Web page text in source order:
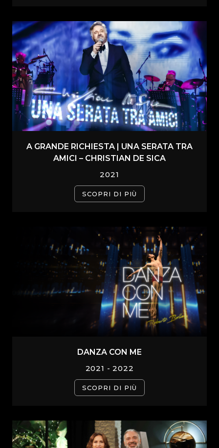
A GRANDE RICHIESTA | UNA SERATA TRA
AMICI – CHRISTIAN DE SICA
2021
SCOPRI DI PIÙ
DANZA CON ME
2021 - 2022
SCOPRI DI PIÙ